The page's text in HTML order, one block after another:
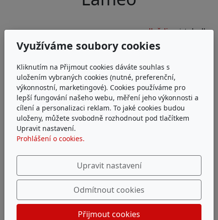
dlaždice tabulka
17. 11. 2024
PDF
682,23 kB
-
Vzory panelů 2
17. 11. 2024
JPG
138,46 kB
Využíváme soubory cookies
Kliknutím na Přijmout cookies dáváte souhlas s
uložením vybraných cookies (nutné, preferenční,
výkonnostní, marketingové). Cookies používáme pro
lepší fungování našeho webu, měření jeho výkonnosti a
cílení a personalizaci reklam. To jaké cookies budou
uloženy, můžete svobodně rozhodnout pod tlačítkem
Upravit nastavení.
Prohlášení o cookies.
Upravit nastavení
Odmítnout cookies
Přijmout cookies